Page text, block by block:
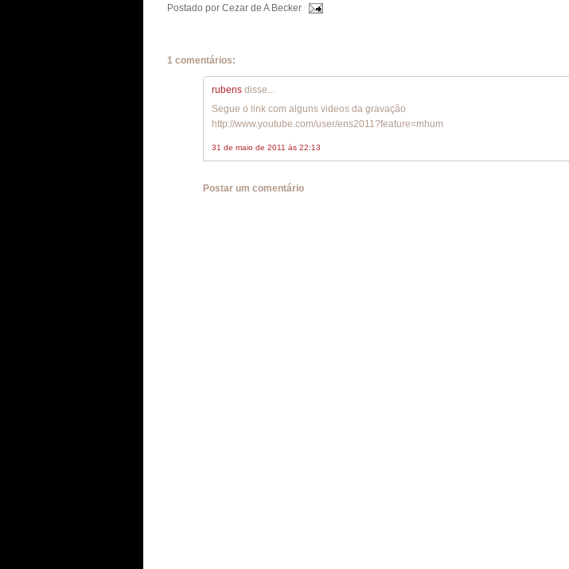
Postado por Cezar de A Becker
1 comentários:
rubens disse...
Segue o link com alguns videos da gravação
http://www.youtube.com/user/ens2011?feature=mhum
31 de maio de 2011 às 22:13
Postar um comentário